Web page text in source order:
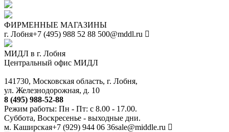
ФИРМЕННЫЕ МАГАЗИНЫ
г. Лобня+7 (495) 988 52 88 500@mddl.ru
МИДЛ в г. Лобня
Центральный офис МИДЛ
141730, Московская область, г. Лобня,
ул. Железнодорожная, д. 10
8 (495) 988-52-88
Режим работы: Пн - Пт: с 8.00 - 17.00.
Суббота, Воскресенье - выходные дни.
м. Каширская+7 (929) 944 06 36sale@middle.ru